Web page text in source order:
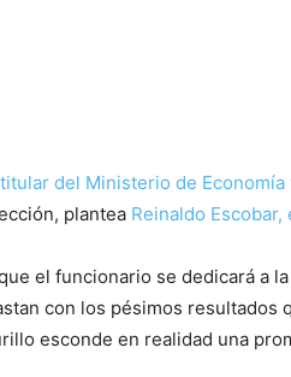
del Ministerio de Economía
plantea Reinaldo
el funcionario se dedicará
con los pésimos
esconde en realidad una